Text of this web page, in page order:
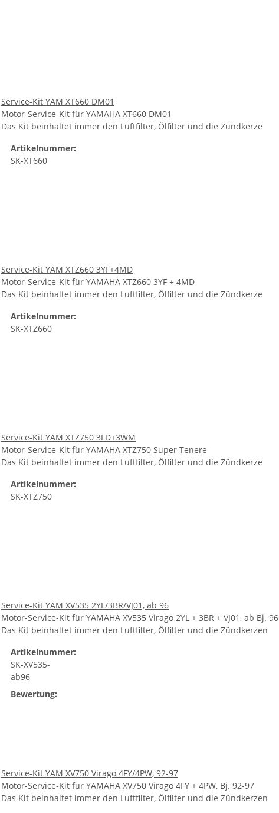
Service-Kit YAM XT660 DM01
Motor-Service-Kit für YAMAHA XT660 DM01
Das Kit beinhaltet immer den Luftfilter, Ölfilter und die Zündkerze
Artikelnummer:
SK-XT660
Service-Kit YAM XTZ660 3YF+4MD
Motor-Service-Kit für YAMAHA XTZ660 3YF + 4MD
Das Kit beinhaltet immer den Luftfilter, Ölfilter und die Zündkerze
Artikelnummer:
SK-XTZ660
Service-Kit YAM XTZ750 3LD+3WM
Motor-Service-Kit für YAMAHA XTZ750 Super Tenere
Das Kit beinhaltet immer den Luftfilter, Ölfilter und die Zündkerze
Artikelnummer:
SK-XTZ750
Service-Kit YAM XV535 2YL/3BR/VJ01, ab 96
Motor-Service-Kit für YAMAHA XV535 Virago 2YL + 3BR + VJ01, ab Bj. 96
Das Kit beinhaltet immer den Luftfilter, Ölfilter und die Zündkerzen
Artikelnummer:
SK-XV535-
ab96
Bewertung:
Service-Kit YAM XV750 Virago 4FY/4PW, 92-97
Motor-Service-Kit für YAMAHA XV750 Virago 4FY + 4PW, Bj. 92-97
Das Kit beinhaltet immer den Luftfilter, Ölfilter und die Zündkerzen